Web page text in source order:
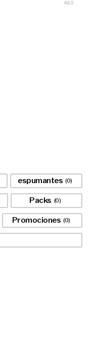
460
espumantes 0
Packs 0
Promociones 0